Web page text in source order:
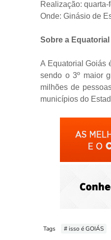
Realização:
Onde: Ginásio de
Sobre a
A Equatorial Goiás
sendo o 3º maior
milhões de
municípios do
Tags # isso é GOIÁS